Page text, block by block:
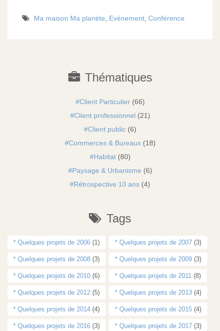
Ma maison Ma planète Evènement Conférence
Thématiques
Client Particulier(66)
Client professionnel(21)
Client public(6)
Commerces & Bureaux(18)
Habitat(80)
Paysage & Urbanisme (6)
Rétrospective 10 ans (4)
Tags
* Quelques projets de 2006 (1) * Quelques projets de 2007 (3)
* Quelques projets de 2008 (3) * Quelques projets de 2009 (3)
* Quelques projets de 2010 (6) * Quelques projets de 2011 (8)
* Quelques projets de 2012 (5) * Quelques projets de 2013 (4)
* Quelques projets de 2014 (4) * Quelques projets de 2015 (4)
* Quelques projets de 2016 (3) * Quelques projets de 2017 (3)